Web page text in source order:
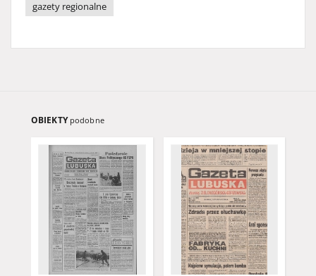
gazety regionalne
OBIEKTY podobne